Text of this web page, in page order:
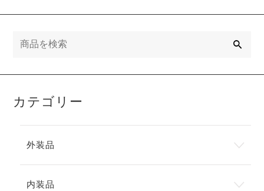
カテゴリー
外装品
内装品